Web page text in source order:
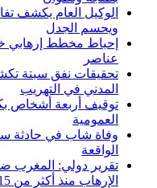
الوكيل العام يكشف
ويحسم الجدل
عناصر
تحقيقات نفق سبتة
المدني في التهريب
توقيف أربعة أشخاص
العمومية
وفاة شاب في حادثة
الواقعة
تقرير دولي: المغرب
الإرهاب منذ أكثر من 15 سنة